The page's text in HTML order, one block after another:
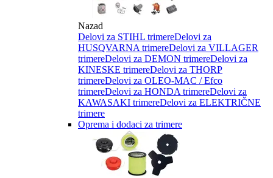
Nazad
Delovi za STIHL trimereDelovi za
HUSQVARNA trimereDelovi za VILLAGER
trimereDelovi za DEMON trimereDelovi za
KINESKE trimereDelovi za THORP
trimereDelovi za OLEO-MAC / Efco
trimereDelovi za HONDA trimereDelovi za
KAWASAKI trimereDelovi za ELEKTRIČNE
trimere
Oprema i dodaci za trimere